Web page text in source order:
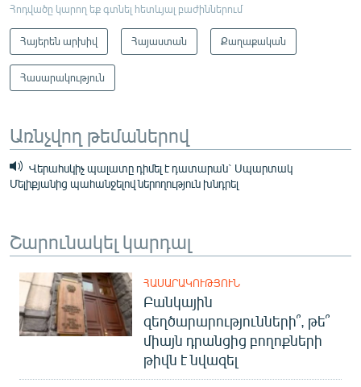
Հոդվածը կարող եք գտնել հետևյալ բաժիններում
Հայերեն արխիվ Հայաստան Քաղաքական
Հասարակություն
Առնչվող թեմաներով
Վերահսկիչ պալատը դիմել է դատարան` Սպարտակ
Մելիքյանից պահանջելով ներողություն խնդրել
Շարունակել կարդալ
ՀԱՍԱՐԱԿՈՒԹՅՈՒՆ
Բանկային
զեղծարարությունների՞, թե՞
միայն դրանցից բողոքների
թիվն է նվազել